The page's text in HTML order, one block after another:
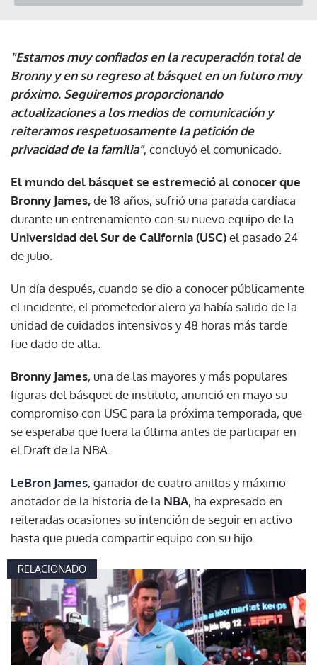
"Estamos muy confiados en la recuperación total de
Bronny y en su regreso al básquet en un futuro muy
próximo. Seguiremos proporcionando
actualizaciones a los medios de comunicación y
reiteramos respetuosamente la petición de
privacidad de la familia", concluyó el comunicado.
El mundo del básquet se estremeció al conocer que
Bronny James,de 18 años, sufrió una parada cardíaca
durante un entrenamiento con su nuevo equipo de la
Universidad del Sur de California (USC)el pasado 24
de julio.
Un día después, cuando se dio a conocer públicamente
el incidente, el prometedor alero ya había salido de la
unidad de cuidados intensivos y 48 horas más tarde
fue dado de alta.
Bronny James, una de las mayores y más populares
figuras del básquet de instituto, anunció en mayo su
compromiso con USC para la próxima temporada, que
se esperaba que fuera la última antes de participar en
el Draft de la NBA.
LeBron James, ganador de cuatro anillos y máximo
anotador de la historia de la NBA, ha expresado en
reiteradas ocasiones su intención de seguir en activo
hasta que pueda compartir equipo con su hijo.
RELACIONADO